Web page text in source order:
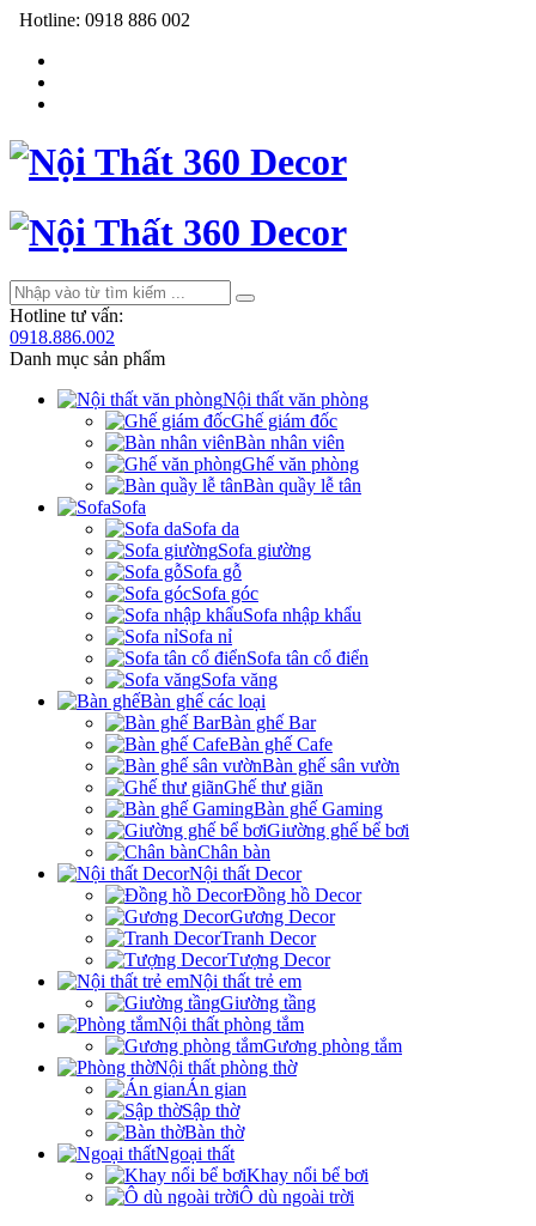
Hotline: 0918 886 002
Hotline tư vấn:
0918.886.002
Danh mục sản phẩm
Nội thất văn phòng
Ghế giám đốc
Bàn nhân viên
Ghế văn phòng
Bàn quầy lễ tân
Sofa
Sofa da
Sofa giường
Sofa gỗ
Sofa góc
Sofa nhập khẩu
Sofa nỉ
Sofa tân cổ điển
Sofa văng
Bàn ghế các loại
Bàn ghế Bar
Bàn ghế Cafe
Bàn ghế sân vườn
Ghế thư giãn
Bàn ghế Gaming
Giường ghế bể bơi
Chân bàn
Nội thất Decor
Đồng hồ Decor
Gương Decor
Tranh Decor
Tượng Decor
Nội thất trẻ em
Giường tầng
Nội thất phòng tắm
Gương phòng tắm
Nội thất phòng thờ
Án gian
Sập thờ
Bàn thờ
Ngoại thất
Khay nổi bể bơi
Ô dù ngoài trời